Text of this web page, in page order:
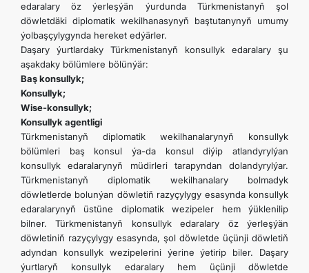
edaralary öz ýerleşýän ýurdunda Türkmenistanyň şol
döwletdäki diplomatik wekilhanasynyň baştutanynyň umumy
ýolbaşçylygynda hereket edýärler.
Daşary ýurtlardaky Türkmenistanyň konsullyk edaralary şu
aşakdaky bölümlere bölünýär:
Baş konsullyk;
Konsullyk;
Wise-konsullyk;
Konsullyk agentligi
Türkmenistanyň diplomatik wekilhanalarynyň konsullyk
bölümleri baş konsul ýa-da konsul diýip atlandyrylýan
konsullyk edaralarynyň müdirleri tarapyndan dolandyrylýar.
Türkmenistanyň diplomatik wekilhanalary bolmadyk
döwletlerde bolunýan döwletiň razyçylygy esasynda konsullyk
edaralarynyň üstüne diplomatik wezipeler hem ýüklenilip
bilner. Türkmenistanyň konsullyk edaralary öz ýerleşýän
döwletiniň razyçylygy esasynda, şol döwletde üçünji döwletiň
adyndan konsullyk wezipelerini ýerine ýetirip biler. Daşary
ýurtlaryň konsullyk edaralary hem üçünji döwletde